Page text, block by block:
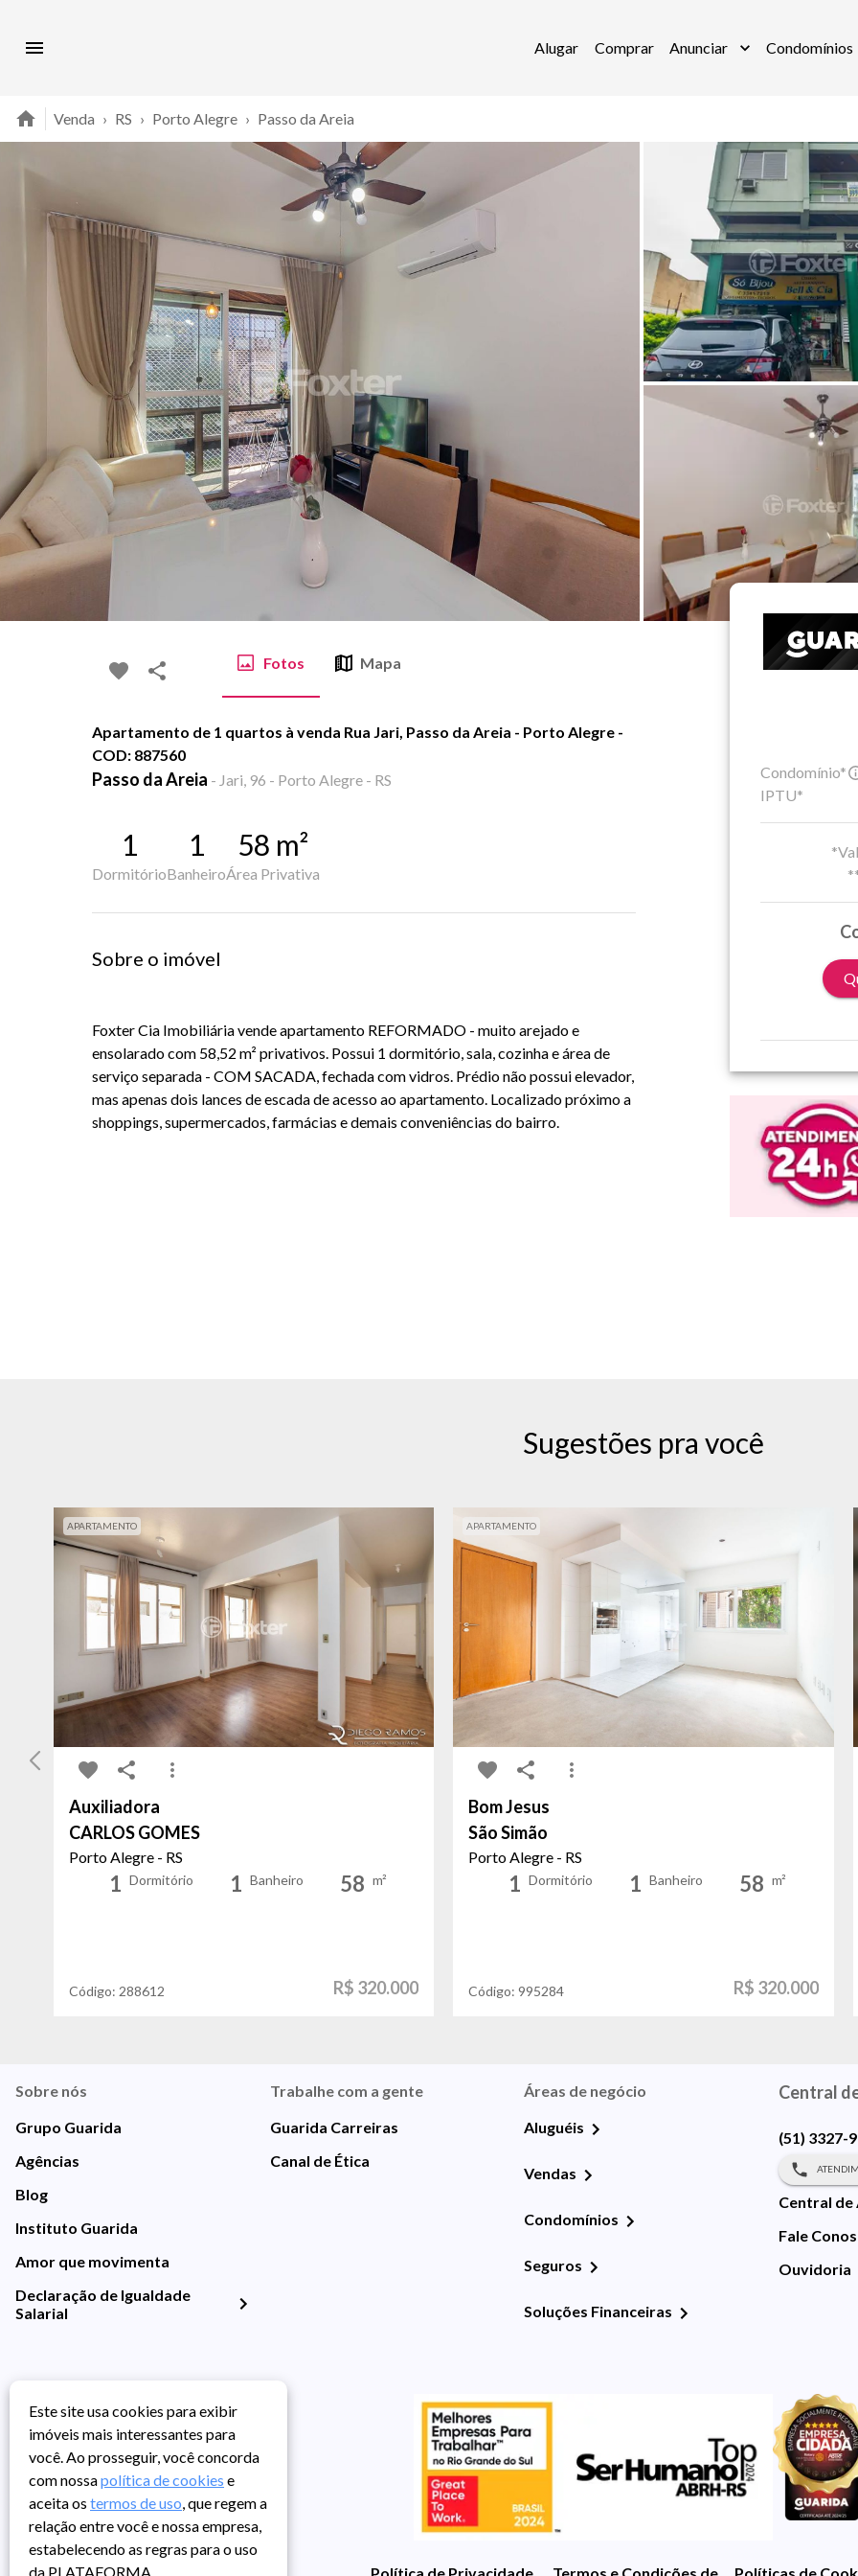
Alugar Comprar Anunciar Condomínios
Venda › RS › Porto Alegre › Passo da Areia
Fotos Mapa
Apartamento de 1 quartos à venda Rua Jari, Passo da Areia - Porto Alegre -
COD: 887560
Passo da Areia - Jari, 96 - Porto Alegre - RS
1
Dormitório
1
Banheiro
58 m²
Área Privativa
Sobre o imóvel
Foxter Cia Imobiliária vende apartamento REFORMADO - muito arejado e
ensolarado com 58,52 m² privativos. Possui 1 dormitório, sala, cozinha e área de
serviço separada - COM SACADA, fechada com vidros. Prédio não possui elevador,
mas apenas dois lances de escada de acesso ao apartamento. Localizado próximo a
shoppings, supermercados, farmácias e demais conveniências do bairro.
Condomínio*
IPTU*
Sugestões pra você
APARTAMENTO
Auxiliadora
CARLOS GOMES
Porto Alegre - RS
1 Dormitório 1 Banheiro 58 m²
Código: 288612 R$ 320.000
APARTAMENTO
Bom Jesus
São Simão
Porto Alegre - RS
1 Dormitório 1 Banheiro 58 m²
Código:995284 R$ 320.000
Sobre nós
Grupo Guarida
Agências
Blog
Instituto Guarida
Amor que movimenta
Declaração de Igualdade
Salarial
Trabalhe com a gente
Guarida Carreiras
Canal de Ética
Áreas de negócio
Aluguéis
Vendas
Condomínios
Seguros
Soluções Financeiras
Central
(51) 3327-
Central de
Fale
Ouvidoria
Política de Privacidade Termos e Condições de UsoPolíticas de
Este site usa cookies para exibir
imóveis mais interessantes para
você. Ao prosseguir, você concorda
com nossapolítica de cookies e
aceita os termos de uso, que regem a
relação entre você e nossa empresa,
estabelecendo as regras para o uso
da PLATAFORMA.